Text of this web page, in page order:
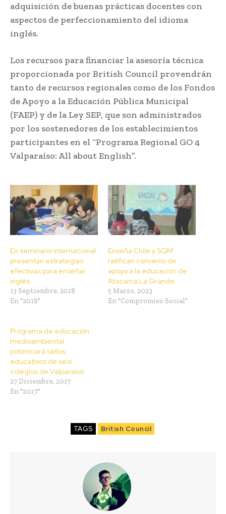
adquisición de buenas prácticas docentes con
aspectos de perfeccionamiento del idioma
inglés.
Los recursos para financiar la asesoría técnica
proporcionada por British Council provendrán
tanto de recursos regionales como de los Fondos
de Apoyo a la Educación Pública Municipal
(FAEP) y de la Ley SEP, que son administrados
por los sostenedores de los establecimientos
participantes en el “Programa Regional GO 4
Valparaíso: All about English”.
En seminario internacional
presentan estrategias
efectivas para enseñar
inglés
13 Septiembre, 2018
En "2018"
Enseña Chile y SQM
ratifican convenio de
apoyo a la educación de
Atacama La Grande
5 Marzo, 2023
En "Compromiso Social"
Programa de educación
medioambiental
potenciará sellos
educativos de seis
colegios de Valparaíso
27 Diciembre, 2017
En "2017"
TAGS British Council